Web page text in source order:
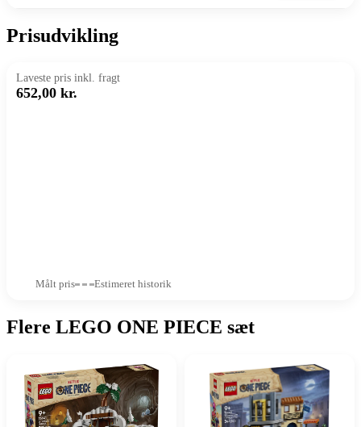
Prisudvikling
Laveste pris inkl. fragt
652,00 kr.
Målt pris Estimeret historik
Flere LEGO ONE PIECE sæt